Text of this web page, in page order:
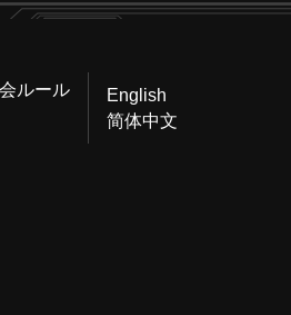
ルール
English
简体中文